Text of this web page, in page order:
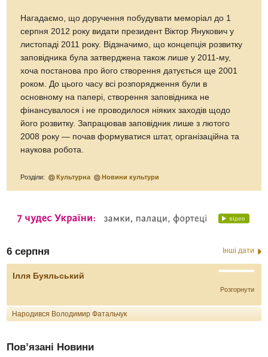
Нагадаємо, що доручення побудувати меморіал до 1
серпня 2012 року видати президент Віктор Янукович у
листопаді 2011 року. Відзначимо, що концепція розвитку
заповідника була затверджена також лише у 2011-му,
хоча постанова про його створення датується ще 2001
роком. До цього часу всі розпорядження були в
основному на папері, створення заповідника не
фінансувалося і не проводилося ніяких заходів щодо
його розвитку. Запрацював заповідник лише з лютого
2008 року — почав формуватися штат, організаційна та
наукова робота.
Розділи: Культурна Новини культури
6 серпня Інші дати
Ілля Буяльський
Розгорнути
Народився Володимир Фатальчук
Пов’язані Новини